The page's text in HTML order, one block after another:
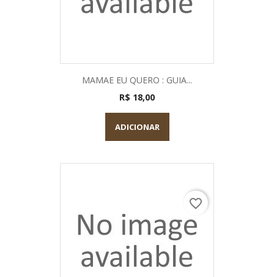
MAMAE EU QUERO : GUIA...
R$ 18,00
ADICIONAR
favorite_border